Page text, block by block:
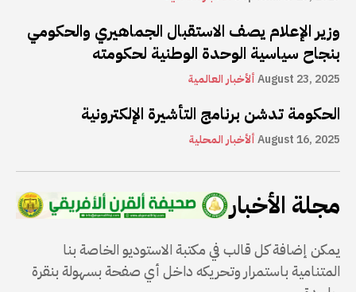
وزير الإعلام يصف الاستقبال الجماهيري والحكومي
بنجاح سياسية الوحدة الوطنية لحكومته
ألأخبار العالميةAugust 23, 2025
الحكومة تدشن برنامج التأشيرة الإلكترونية
ألأخبار المحليةAugust 16, 2025
مجلة الأخبار
يمكن إضافة كل قالب في مكتبة الاستوديو الخاصة بنا
المتنامية باستمرار وتحريكه داخل أي صفحة بسهولة بنقرة